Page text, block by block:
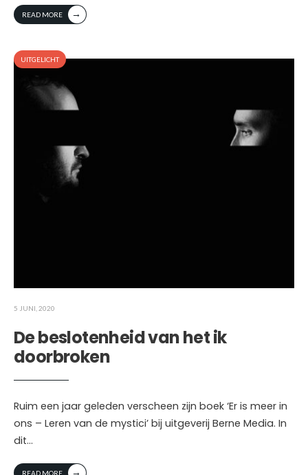
READ MORE →
UITGELICHT
5 JUNI, 2020
De beslotenheid van het ik
doorbroken
Ruim een jaar geleden verscheen zijn boek ‘Er is meer in
ons – Leren van de mystici’ bij uitgeverij Berne Media. In
dit...
READ MORE →